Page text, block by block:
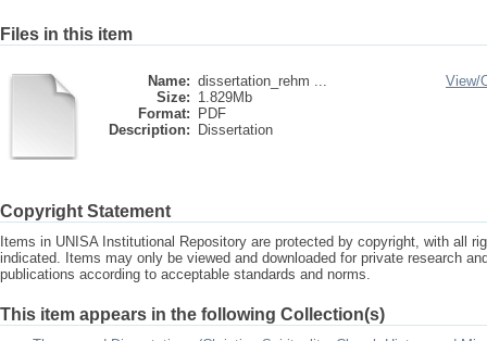
Files in this item
Name: dissertation_rehm ...
Size: 1.829Mb
Format:
PDF
Description:
Dissertation
View/
Copyright Statement
Items in UNISA Institutional Repository are protected by copyright, with all
indicated. Items may only be viewed and downloaded for private research
publications according to acceptable standards and norms.
This item appears in the following Collection(s)